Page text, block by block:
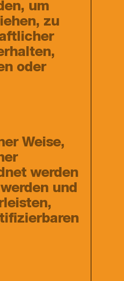
um
zu
oder
Weise,
werden
und